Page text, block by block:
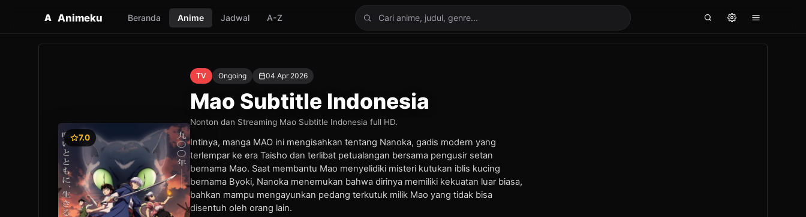
A Animeku Beranda Anime Jadwal A-Z
Cari anime
7.0
TV Ongoing 04 Apr 2026
Mao Subtitle Indonesia
Nonton dan Streaming Mao Subtitle Indonesia full HD.
Intinya, manga MAO ini mengisahkan tentang Nanoka, gadis modern yang
terlempar ke era Taisho dan terlibat petualangan bersama pengusir setan
bernama Mao. Saat membantu Mao menyelidiki misteri kutukan iblis kucing
bernama Byoki, Nanoka menemukan bahwa dirinya memiliki kekuatan luar biasa,
bahkan mampu mengayunkan pedang terkutuk milik Mao yang tidak bisa
disentuh oleh orang lain.